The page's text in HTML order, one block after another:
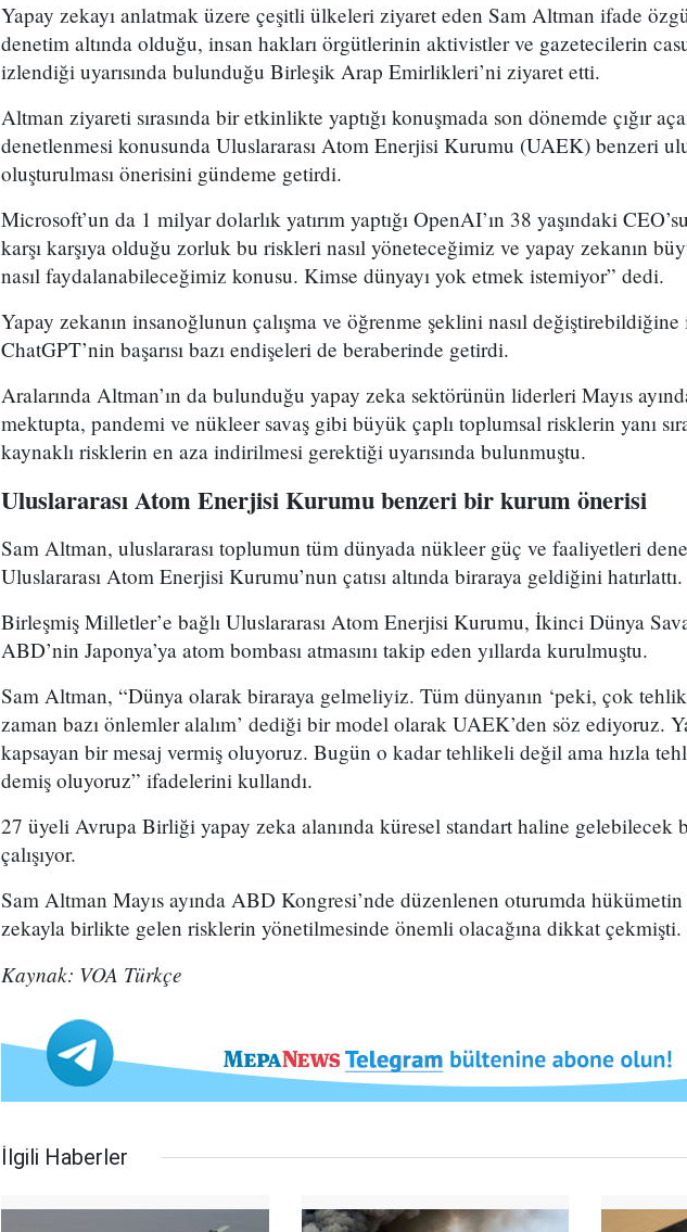
Yapay zekayı anlatmak üzere çeşitli ülkeleri ziyaret eden Sam Altman ifade
denetim altında olduğu, insan hakları örgütlerinin aktivistler ve gazetecilerin
izlendiği uyarısında bulunduğu Birleşik Arap Emirlikleri’ni ziyaret etti.
Altman ziyareti sırasında bir etkinlikte yaptığı konuşmada son dönemde çığır
denetlenmesi konusunda Uluslararası Atom Enerjisi Kurumu (UAEK) benzeri
oluşturulması önerisini gündeme getirdi.
Microsoft’un da 1 milyar dolarlık yatırım yaptığı OpenAI’ın 38 yaşındaki
karşı karşıya olduğu zorluk bu riskleri nasıl yöneteceğimiz ve yapay zekanın
nasıl faydalanabileceğimiz konusu. Kimse dünyayı yok etmek istemiyor” dedi.
Yapay zekanın insanoğlunun çalışma ve öğrenme şeklini nasıl
ChatGPT’nin başarısı bazı endişeleri de beraberinde getirdi.
Aralarında Altman’ın da bulunduğu yapay zeka sektörünün liderleri Mayıs
mektupta, pandemi ve nükleer savaş gibi büyük çaplı toplumsal risklerin yanı
kaynaklı risklerin en aza indirilmesi gerektiği uyarısında bulunmuştu.
Uluslararası Atom Enerjisi Kurumu benzeri bir kurum önerisi
Sam Altman, uluslararası toplumun tüm dünyada nükleer güç ve faaliyetleri
Uluslararası Atom Enerjisi Kurumu’nun çatısı altında biraraya geldiğini hatırlattı.
Birleşmiş Milletler’e bağlı Uluslararası Atom Enerjisi Kurumu, İkinci Dünya
ABD’nin Japonya’ya atom bombası atmasını takip eden yıllarda kurulmuştu.
Sam Altman, “Dünya olarak biraraya gelmeliyiz. Tüm dünyanın ‘peki, çok
zaman bazı önlemler alalım’ dediği bir model olarak UAEK’den söz ediyoruz.
kapsayan bir mesaj vermiş oluyoruz. Bugün o kadar tehlikeli değil ama hızla
demiş oluyoruz” ifadelerini kullandı.
27 üyeli Avrupa Birliği yapay zeka alanında küresel standart haline gelebilecek
çalışıyor.
Sam Altman Mayıs ayında ABD Kongresi’nde düzenlenen oturumda
zekayla birlikte gelen risklerin yönetilmesinde önemli olacağına dikkat çekmişti.
Kaynak: VOA Türkçe
İlgili Haberler